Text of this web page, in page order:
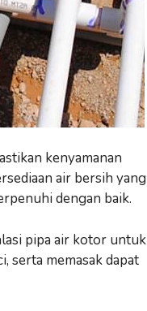
kenyamanan
air bersih yang
dengan baik.
pipa air kotor untuk
serta memasak dapat